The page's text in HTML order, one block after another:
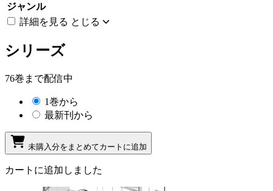
ジャンル
詳細を見る とじる
シリーズ
76巻まで配信中
1巻から
最新刊から
未購入分をまとめてカートに追加
カートに追加しました